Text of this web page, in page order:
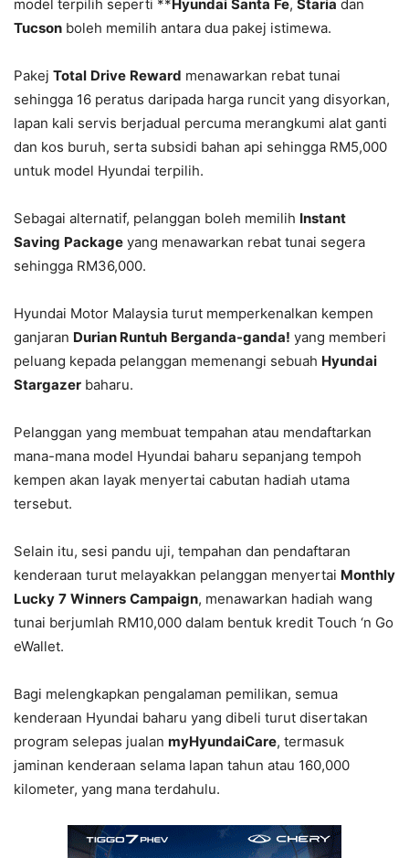
model terpilih seperti ** Hyundai Santa Fe, Staria dan
Tucson boleh memilih antara dua pakej istimewa.
Pakej Total Drive Reward menawarkan rebat tunai
sehingga 16 peratus daripada harga runcit yang disyorkan,
lapan kali servis berjadual percuma merangkumi alat ganti
dan kos buruh, serta subsidi bahan api sehingga RM5,000
untuk model Hyundai terpilih.
Sebagai alternatif, pelanggan boleh memilih Instant
Saving Package yang menawarkan rebat tunai segera
sehingga RM36,000.
Hyundai Motor Malaysia turut memperkenalkan kempen
ganjaran Durian Runtuh Berganda-ganda! yang memberi
peluang kepada pelanggan memenangi sebuah Hyundai
Stargazer baharu.
Pelanggan yang membuat tempahan atau mendaftarkan
mana-mana model Hyundai baharu sepanjang tempoh
kempen akan layak menyertai cabutan hadiah utama
tersebut.
Selain itu, sesi pandu uji, tempahan dan pendaftaran
kenderaan turut melayakkan pelanggan menyertai Monthly
Lucky 7 Winners Campaign, menawarkan hadiah wang
tunai berjumlah RM10,000 dalam bentuk kredit Touch ‘n Go
eWallet.
Bagi melengkapkan pengalaman pemilikan, semua
kenderaan Hyundai baharu yang dibeli turut disertakan
program selepas jualan myHyundaiCare, termasuk
jaminan kenderaan selama lapan tahun atau 160,000
kilometer, yang mana terdahulu.